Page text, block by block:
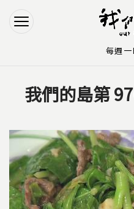
Jump to
Jump to
您在這裡
我們的島第
每週